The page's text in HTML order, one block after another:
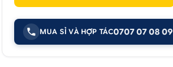
MUA SỈ VÀ HỢP TÁC0707 07 08 09